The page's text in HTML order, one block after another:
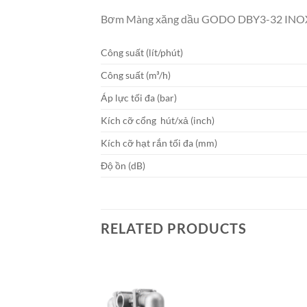
Bơm Màng xăng dầu GODO DBY3-32
Công suất (lít/phút)
Công suất (m³/h)
Áp lực tối đa (bar)
Kích cỡ cổng hút/xả (inch)
Kích cỡ hạt rắn tối đa (mm)
Độ ồn (dB)
RELATED PRODUCTS